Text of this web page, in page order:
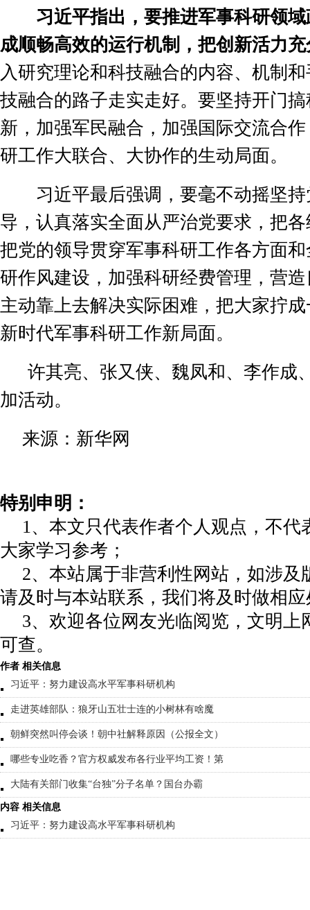
习近平指出，要推进军事科研领
成顺畅高效的运行机制，把创新活力
入研究理论和科技融合的内容、机制
技融合的路子走实走好。要坚持开门
新，加强军民融合，加强国际交流合
研工作大联合、大协作的生动局面。
习近平最后强调，要毫不动摇坚持
导，认真落实全面从严治党要求，把
把党的领导贯穿军事科研工作各方面
研作风建设，加强科研经费管理，营
主动靠上去解决实际困难，把大家拧
新时代军事科研工作新局面。
许其亮、张又侠、魏凤和、李作成
加活动。
来源：新华网
特别申明：
1、本文只代表作者个人观点，不代
大家学习参考；
2、本站属于非营利性网站，如涉及
请及时与本站联系，我们将及时做相
3、欢迎各位网友光临阅览，文明上
可查。
作者 相关信息
习近平：努力建设高水平军事科研机构
走进英雄部队：狼牙山五壮士连的小树林有啥魔
朝鲜突然叫停会谈！朝中社解释原因（公报全文）
哪些专业吃香？官方权威发布各行业平均工资！第
大陆有关部门收集“台独”分子名单？国台办霸
内容 相关信息
习近平：努力建设高水平军事科研机构